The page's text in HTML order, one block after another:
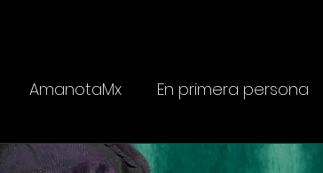
AmanotaMx En primera persona
Salud & bienestar Ámame Trans